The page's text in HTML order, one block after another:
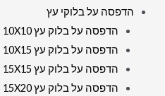
הדפסה על בלוקי עץ
הדפסה על בלוק עץ 10X10 ס"מ
הדפסה על בלוק עץ 10X15 ס"מ
הדפסה על בלוק עץ 15X15 ס"מ
הדפסה על בלוק עץ 15X20 ס”מ
בשילוב
מזמור
לתודה